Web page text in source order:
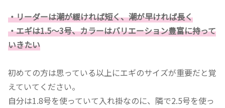
・リーダーは潮が緩ければ短く、潮が早ければ長く
・エギは1.5～3号、カラーはバリエーション豊富に持って
いきたい
初めての方は思っている以上にエギのサイズが重要だと覚
えていてください。
自分は1.8号を使っていて入れ掛なのに、隣で2.5号を使っ